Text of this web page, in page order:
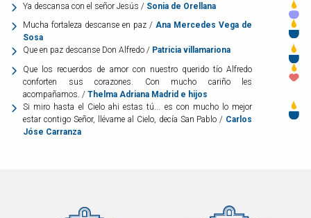
Ya descansa con el señor Jesús / Sonia de Orellana
Mucha fortaleza descanse en paz /Ana Mercedes Vega de
Sosa
Que en paz descanse Don Alfredo / Patricia villamariona
Que los recuerdos de amor con nuestro querido tío Alfredo
conforten sus corazones. Con mucho cariño les
acompañamos. / Thelma Adriana Madrid e hijos
Si miro hasta el Cielo ahi estas tú... es con mucho lo mejor
estar contigo Señor, llévame al Cielo, decía San Pablo / Carlos
Jóse Carranza